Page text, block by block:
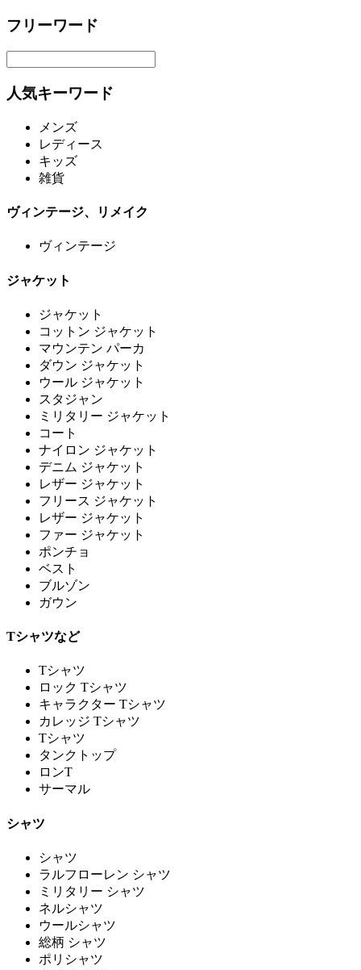
フリーワード
人気キーワード
メンズ
レディース
キッズ
雑貨
ヴィンテージ、リメイク
ヴィンテージ
ジャケット
ジャケット
コットン ジャケット
マウンテン パーカ
ダウン ジャケット
ウール ジャケット
スタジャン
ミリタリー ジャケット
コート
ナイロン ジャケット
デニム ジャケット
レザー ジャケット
フリース ジャケット
レザー ジャケット
ファー ジャケット
ポンチョ
ベスト
ブルゾン
ガウン
Tシャツなど
Tシャツ
ロック Tシャツ
キャラクター Tシャツ
カレッジ Tシャツ
Tシャツ
タンクトップ
ロンT
サーマル
シャツ
シャツ
ラルフローレン シャツ
ミリタリー シャツ
ネルシャツ
ウールシャツ
総柄 シャツ
ポリシャツ